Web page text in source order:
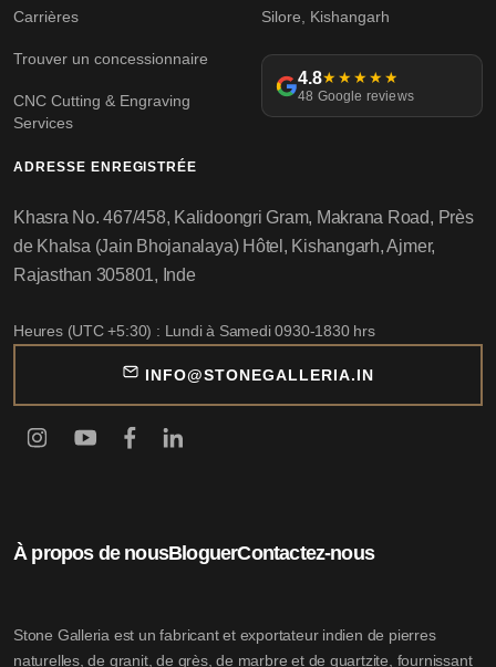
Carrières
Trouver un concessionnaire
CNC Cutting & Engraving
Services
Silore, Kishangarh
4.8★★★★★
48 Google reviews
À propos de nousBloguerContactez-nous
Stone Galleria est un fabricant et exportateur indien de pierres
naturelles, de granit, de grès, de marbre et de quartzite, fournissant
ADRESSE ENREGISTRÉE
Khasra No. 467/458, Kalidoongri Gram, Makrana Road, Près
de Khalsa (Jain Bhojanalaya) Hôtel, Kishangarh, Ajmer,
Rajasthan 305801, Inde
Heures (UTC +5:30) : Lundi à Samedi 0930-1830 hrs
INFO@STONEGALLERIA.IN